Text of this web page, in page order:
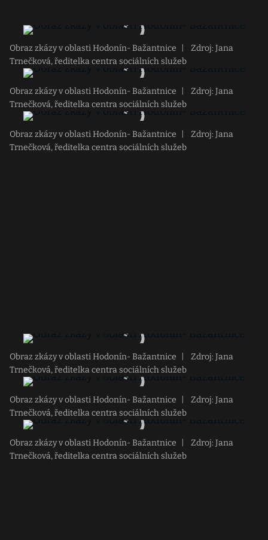
Obraz zkázy v oblasti Hodonín- Bažantnice
Zdroj: Jana
Trnečková, ředitelka centra sociálních služeb
Obraz zkázy v oblasti Hodonín- Bažantnice
Zdroj: Jana
Trnečková, ředitelka centra sociálních služeb
Obraz zkázy v oblasti Hodonín- Bažantnice
Zdroj: Jana
Trnečková, ředitelka centra sociálních služeb
Obraz zkázy v oblasti Hodonín- Bažantnice
Zdroj: Jana
Trnečková, ředitelka centra sociálních služeb
Obraz zkázy v oblasti Hodonín- Bažantnice
Zdroj: Jana
Trnečková, ředitelka centra sociálních služeb
Obraz zkázy v oblasti Hodonín- Bažantnice
Zdroj: Jana
Trnečková, ředitelka centra sociálních služeb